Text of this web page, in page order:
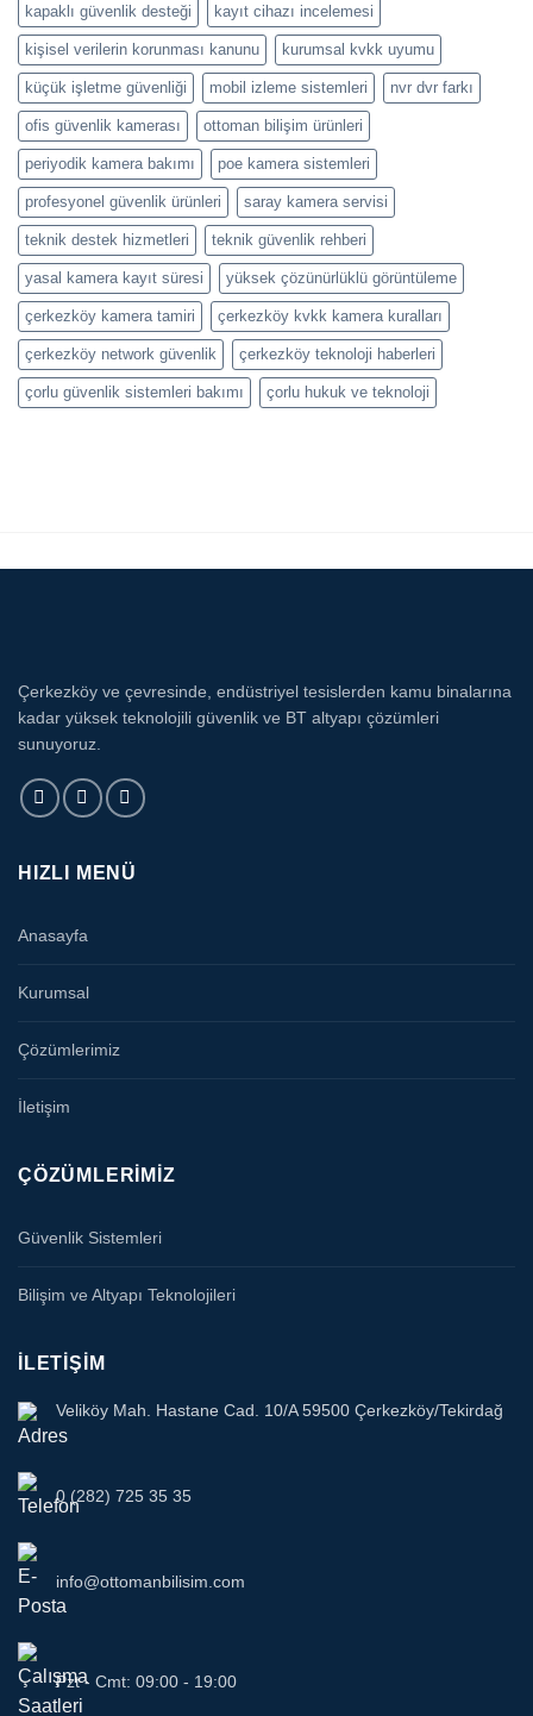
kapaklı güvenlik desteği kayıt cihazı incelemesi
kişisel verilerin korunması kanunu kurumsal kvkk uyumu
küçük işletme güvenliği mobil izleme sistemleri nvr dvr farkı
ofis güvenlik kamerası ottoman bilişim ürünleri
periyodik kamera bakımı poe kamera sistemleri
profesyonel güvenlik ürünleri saray kamera servisi
teknik destek hizmetleri teknik güvenlik rehberi
yasal kamera kayıt süresi yüksek çözünürlüklü görüntüleme
çerkezköy kamera tamiri çerkezköy kvkk kamera kuralları
çerkezköy network güvenlik çerkezköy teknoloji haberleri
çorlu güvenlik sistemleri bakımı çorlu hukuk ve teknoloji
Çerkezköy ve çevresinde, endüstriyel tesislerden kamu binalarına
kadar yüksek teknolojili güvenlik ve BT altyapı çözümleri
sunuyoruz.
HIZLI MENÜ
Anasayfa
Kurumsal
Çözümlerimiz
İletişim
ÇÖZÜMLERIMIZ
Güvenlik Sistemleri
Bilişim ve Altyapı Teknolojileri
İLETIŞIM
Veliköy Mah. Hastane Cad. 10/A 59500 Çerkezköy/Tekirdağ
0 (282) 725 35 35
info@ottomanbilisim.com
Pzt - Cmt: 09:00 - 19:00